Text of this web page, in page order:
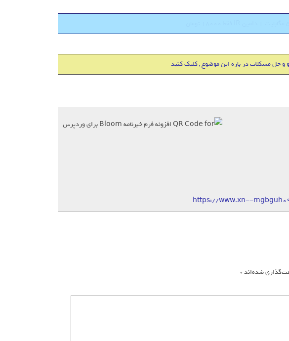
و حل مشکلات در باره این موضوع , کلیک کنید
https://www.xn--
شده‌اند*